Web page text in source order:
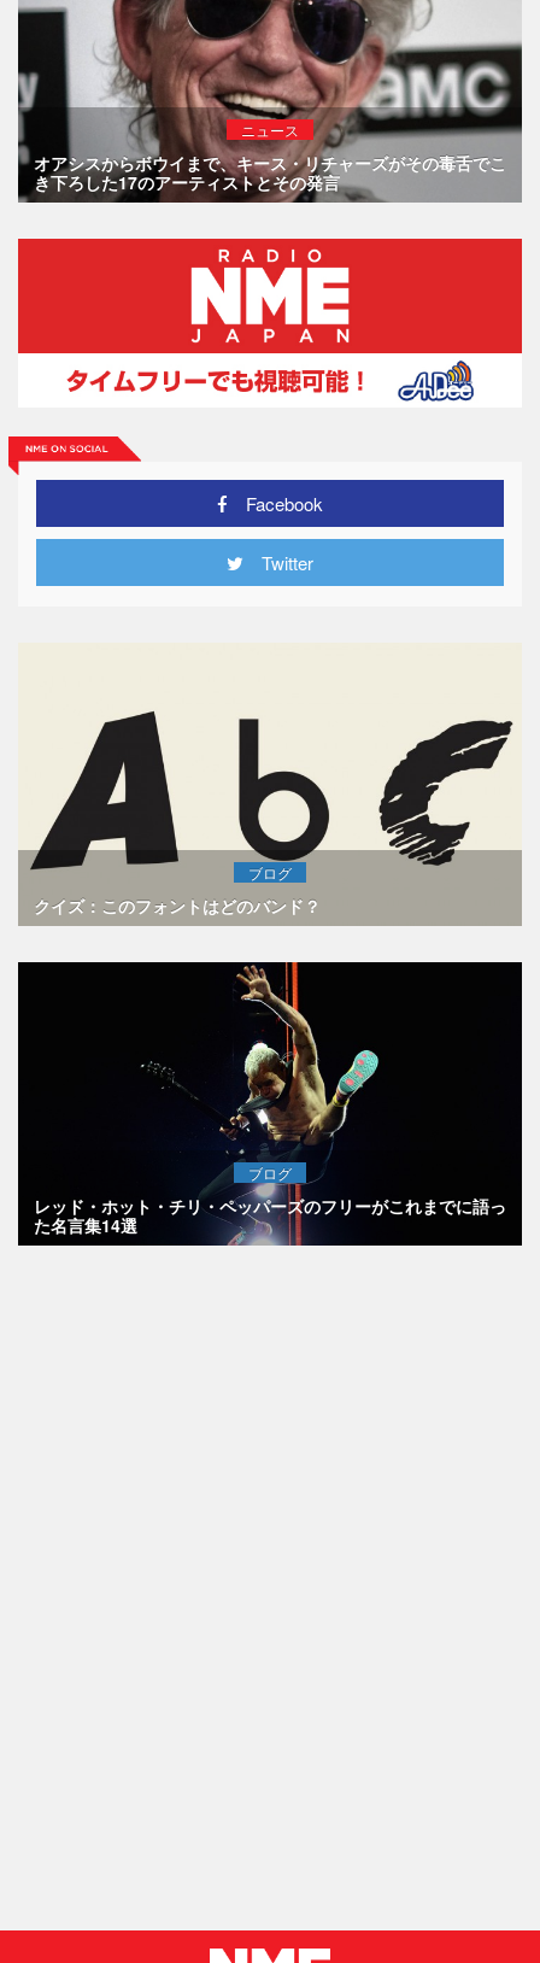
ニュース
オアシスからボウイまで、キース・リチャーズがその毒舌でこ
き下ろした17のアーティストとその発言
Facebook
Twitter
ブログ
クイズ：このフォントはどのバンド？
ブログ
レッド・ホット・チリ・ペッパーズのフリーがこれまでに語っ
た名言集14選